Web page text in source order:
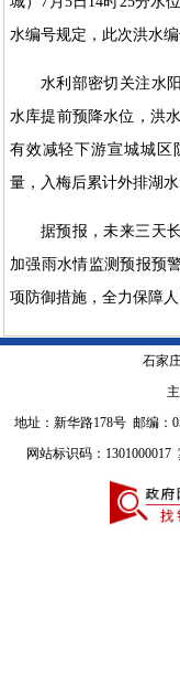
水编号规定，此次洪水
水利部密切关注水
水库提前预降水位，洪
有效减轻下游宣城城区
量，入梅后累计外排湖
据预报，未来三天
加强雨水情监测预报预
项防御措施，全力保障
石家
地址：新华路178号 邮编：
网站标识码：1301000017